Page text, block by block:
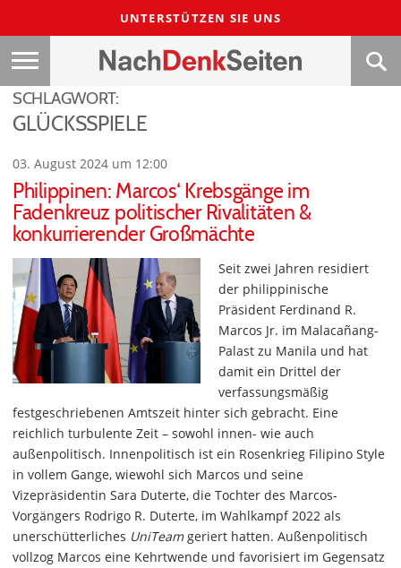
UNTERSTÜTZEN SIE UNS
SCHLAGWORT:
GLÜCKSSPIELE
03. August 2024 um 12:00
Philippinen: Marcos‘ Krebsgänge im
Fadenkreuz politischer Rivalitäten &
konkurrierender Großmächte
Seit zwei Jahren residiert
der philippinische
Präsident Ferdinand R.
Marcos Jr. im Malacañang-
Palast zu Manila und hat
damit ein Drittel der
verfassungsmäßig
festgeschriebenen Amtszeit hinter sich gebracht. Eine
reichlich turbulente Zeit – sowohl innen- wie auch
außenpolitisch. Innenpolitisch ist ein Rosenkrieg Filipino Style
in vollem Gange, wiewohl sich Marcos und seine
Vizepräsidentin Sara Duterte, die Tochter des Marcos-
Vorgängers Rodrigo R. Duterte, im Wahlkampf 2022 als
unerschütterliches UniTeamgeriert hatten. Außenpolitisch
vollzog Marcos eine Kehrtwende und favorisiert im Gegensatz